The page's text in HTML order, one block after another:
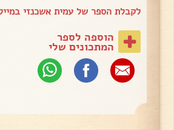
לקבלת הספר של עמית אשכנזי
הוספה לספר
המתכונים שלי